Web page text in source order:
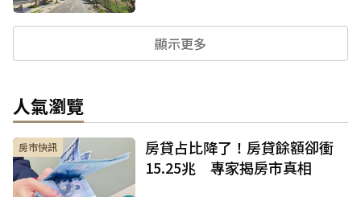
顯示更多
人氣瀏覽
房市快訊
房貸占比降了！房貸餘額卻衝
15.25兆 專家揭房市真相